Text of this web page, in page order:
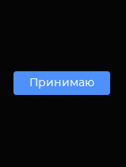
Принимаю